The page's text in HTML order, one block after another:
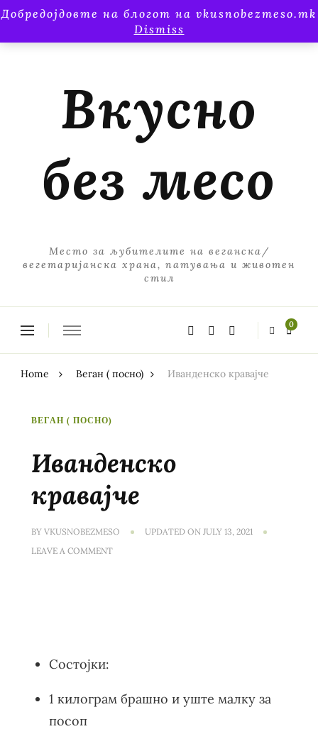
Добредојдовте на блогот на vkusnobezmeso.mk
Dismiss
Вкусно
без месо
Место за љубителите на веганска/
вегетаријанска храна, патувања и животен
стил
0
Home Веган ( посно) Иванденско кравајче
ВЕГАН ( ПОСНО)
Иванденско
кравајче
BY VKUSNOBEZMESO UPDATED ON JULY 13, 2021
LEAVE A COMMENTON
Состојки:
1 килограм брашно и уште малку за
посоп